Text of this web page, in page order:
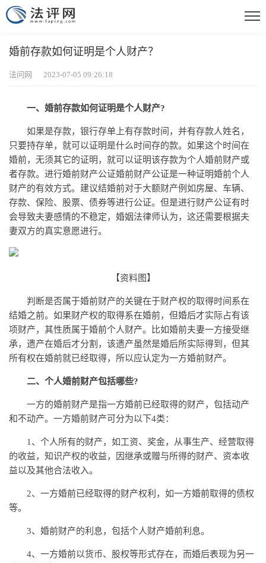
婚前存款如何证明是个人财产？
法问网 2023-07-05 09:26:18
一、婚前存款如何证明是个人财产?
如果是存款，银行存单上有存款时间，并有存款人姓名，
只要持存单，就可以证明是什么时间存的款。如果这个时间在
婚前，无须其它的证明，就可以证明该存款为个人婚前财产或
者存款。进行婚前财产公证婚前财产公证是一种证明婚前个人
财产的有效方式。建议结婚前对于大额财产例如房屋、车辆、
存款、保险、股票、债券等进行公证。但是进行财产公证有时
会导致夫妻感情的不稳定，婚姻法律师认为，这还需要根据夫
妻双方的真实意愿进行。
【资料图】
判断是否属于婚前财产的关键在于财产权的取得时间系在
结婚之前。如果财产权的取得系在婚前，但婚后才实际占有该
项财产，其性质属于婚前个人财产。比如婚前夫妻一方接受继
承，遗产在婚后才分割，该遗产虽然是婚后所实际得到，但其
所有权在婚前就已经取得，所以应认定为一方婚前财产。
二、个人婚前财产包括哪些?
一方的婚前财产是指一方婚前已经取得的财产，包括动产
和不动产。一方婚前财产可分为以下4类：
1、个人所有的财产，如工资、奖金，从事生产、经营取得
的收益，知识产权的收益，因继承或赠与所得的财产、资本收
益以及其他合法收入。
2、一方婚前已经取得的财产权利，如一方婚前取得的债权
等。
3、婚前财产的利息，包括个人财产婚前利息。
4、一方婚前以货币、股权等形式存在，而婚后表现为另一